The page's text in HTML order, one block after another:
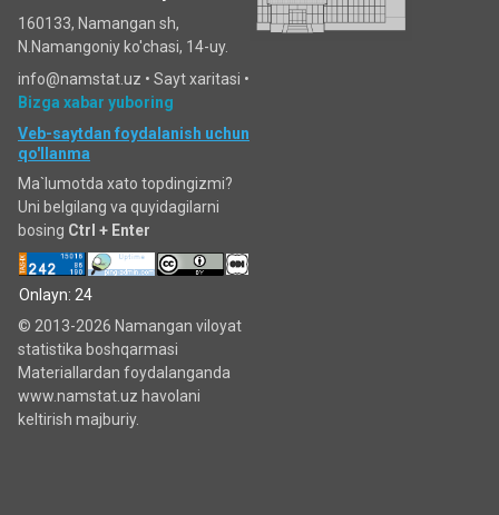
160133, Namangan sh,
N.Namangoniy ko'chasi, 14-uy.
info@namstat.uz • Sayt xaritasi •
Bizga xabar yuboring
Veb-saytdan foydalanish uchun
qo'llanma
Ma`lumotda xato topdingizmi?
Uni belgilang va quyidagilarni
bosing Ctrl + Enter
Onlayn: 24
© 2013-2026 Namangan viloyat
statistika boshqarmasi
Materiallardan foydalanganda
www.namstat.uz havolani
keltirish majburiy.